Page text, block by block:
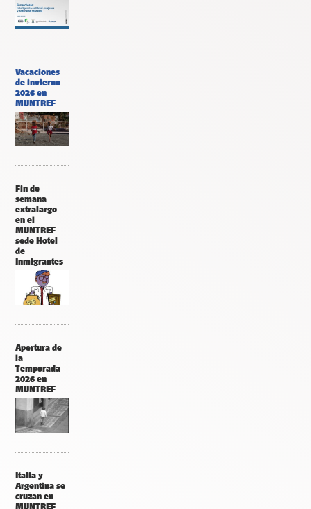
Vacaciones
de invierno
2026 en
MUNTREF
Fin de
semana
extralargo
en el
MUNTREF
sede Hotel
de
Inmigrantes
Apertura de
la
Temporada
2026 en
MUNTREF
Italia y
Argentina se
cruzan en
MUNTREF